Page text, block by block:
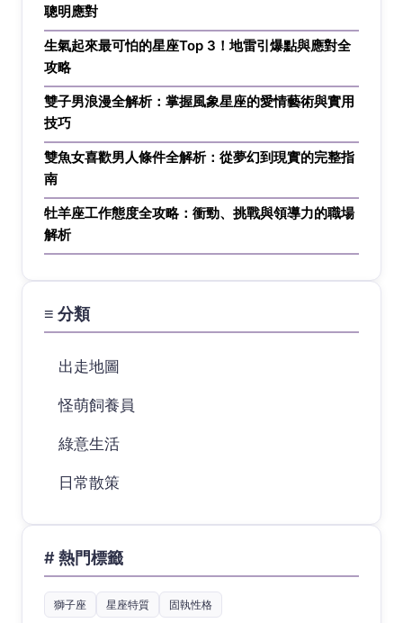
聰明應對
生氣起來最可怕的星座Top 3！地雷引爆點與應對全
攻略
雙子男浪漫全解析：掌握風象星座的愛情藝術與實用
技巧
雙魚女喜歡男人條件全解析：從夢幻到現實的完整指
南
牡羊座工作態度全攻略：衝勁、挑戰與領導力的職場
解析
≡ 分類
出走地圖
怪萌飼養員
綠意生活
日常散策
# 熱門標籤
獅子座 星座特質 固執性格